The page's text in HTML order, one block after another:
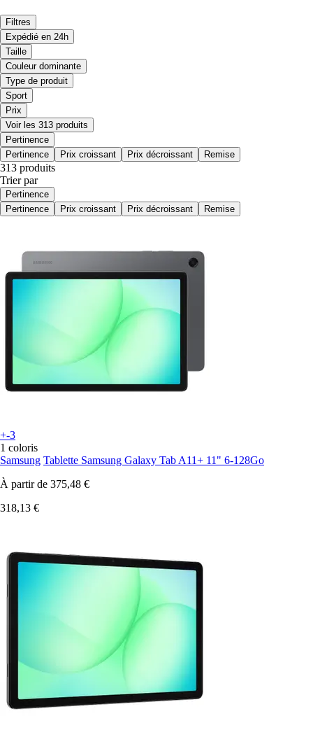
Filtres
Expédié en 24h
Taille
Couleur dominante
Type de produit
Sport
Prix
Voir les 313 produits
Pertinence
Pertinence
Prix croissant Prix décroissant Remise
313 produits
Trier par
Pertinence
Pertinence
Prix croissant Prix décroissant Remise
+-3
1 coloris
Samsung Tablette Samsung Galaxy Tab A11+ 11" 6-128Go
À partir de 375,48 €
318,13 €